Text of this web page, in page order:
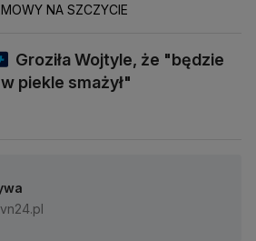
NA SZCZYCIE
Groziła Wojtyle, że "będzie
piekle smażył"